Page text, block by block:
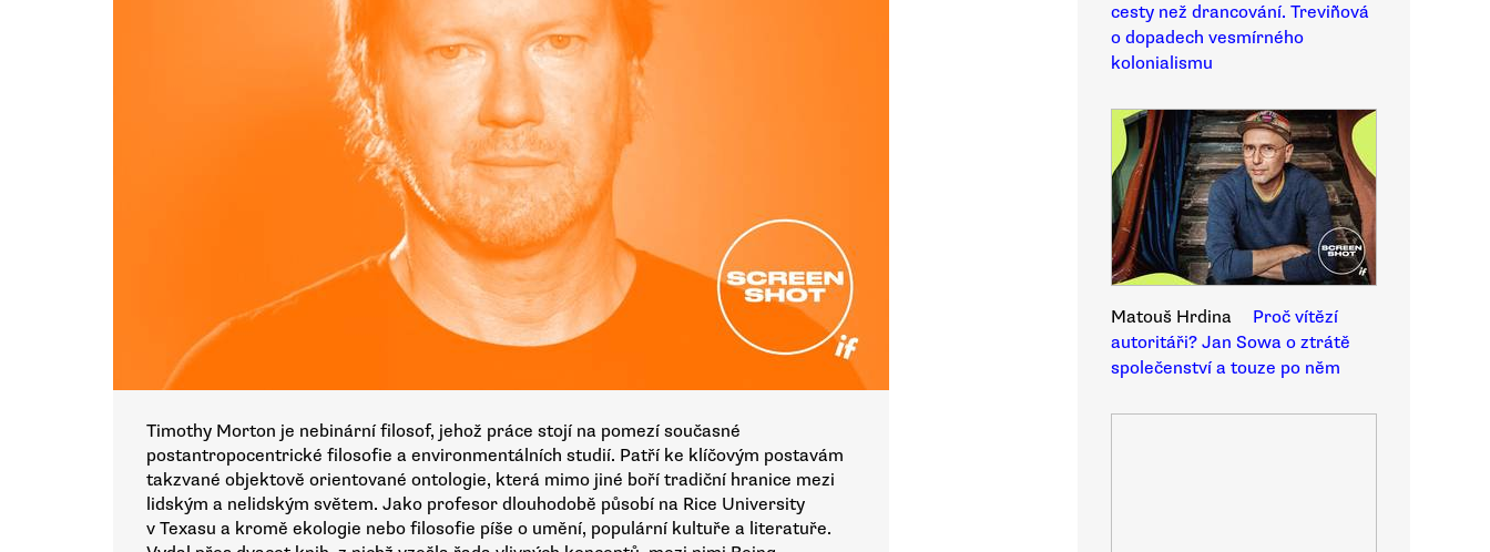
Timothy Morton je nebinární filosof, jehož práce stojí na pomezí současné
postantropocentrické filosofie a environmentálních studií. Patří ke klíčovým postavám
takzvané objektově orientované ontologie, která mimo jiné boří tradiční hranice mezi
lidským a nelidským světem. Jako profesor dlouhodobě působí na Rice University
v Texasu a kromě ekologie nebo filosofie píše o umění, populární kultuře a literatuře.
cesty než drancování. Treviñová
o dopadech vesmírného
kolonialismu
Matouš Hrdina
Proč vítězí
autoritáři? Jan Sowa o ztrátě
společenství a touze po něm